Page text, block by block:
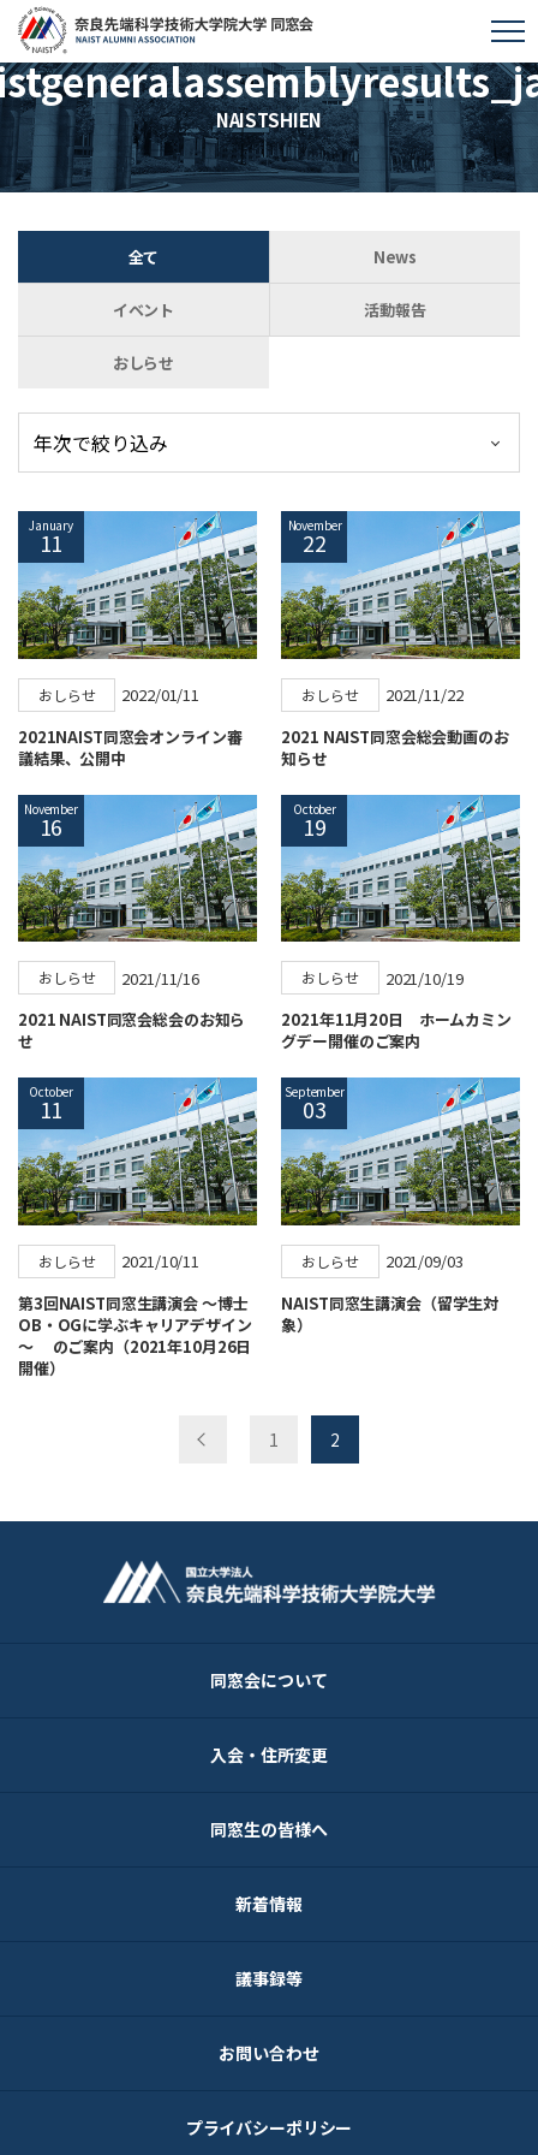
NAISTSHIEN
全て News
イベント 活動報告
おしらせ
January
11
おしらせ
2022/01/11
2021NAIST同窓会オンライン審
議結果、公開中
November
22
おしらせ
2021/11/22
2021 NAIST同窓会総会動画のお
知らせ
November
16
おしらせ
2021/11/16
2021 NAIST同窓会総会のお知ら
せ
October
19
おしらせ
2021/10/19
2021年11月20日 ホームカミン
グデー開催のご案内
October
11
おしらせ
2021/10/11
第3回NAIST同窓生講演会 ～博士
OB・OGに学ぶキャリアデザイン
～ のご案内（2021年10月26日
開催）
September
03
おしらせ
2021/09/03
NAIST同窓生講演会（留学生対
象）
1 2
同窓会について
入会・住所変更
同窓生の皆様へ
新着情報
議事録等
お問い合わせ
プライバシーポリシー